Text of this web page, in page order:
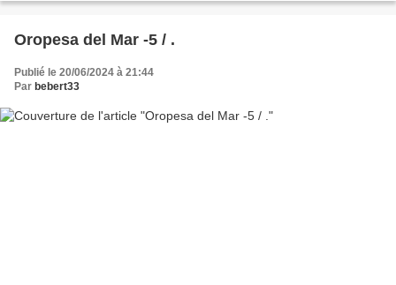
Oropesa del Mar -5 / .
Publié le 20/06/2024 à 21:44
Par bebert33